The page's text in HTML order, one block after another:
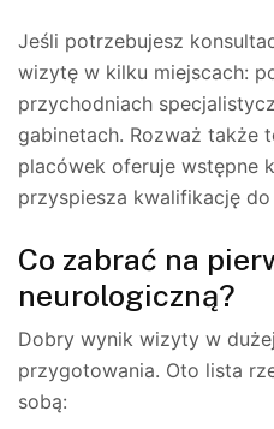
Jeśli potrzebujesz
wizytę w kilku miejscach:
przychodniach
gabinetach. Rozważ także
placówek oferuje wstępne
przyspiesza kwalifikację
Co zabrać na
neurologiczną?
Dobry wynik wizyty w
przygotowania. Oto lista
sobą: